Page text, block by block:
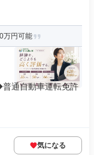
万円可能
通自動車運転免許
気になる